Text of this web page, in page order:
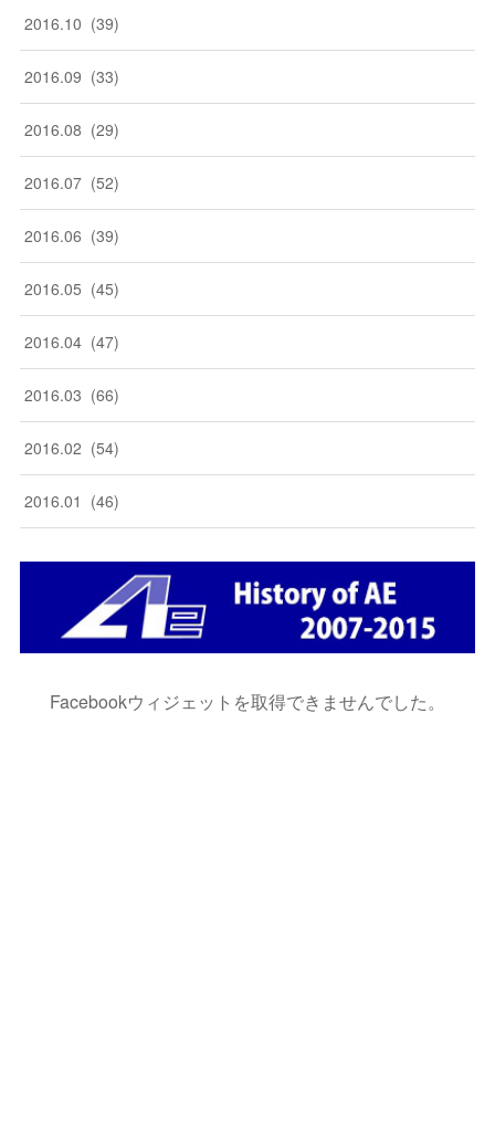
2016.10 (39)
2016.09 (33)
2016.08 (29)
2016.07 (52)
2016.06 (39)
2016.05 (45)
2016.04 (47)
2016.03 (66)
2016.02 (54)
2016.01 (46)
Facebookウィジェットを取得できませんでした。